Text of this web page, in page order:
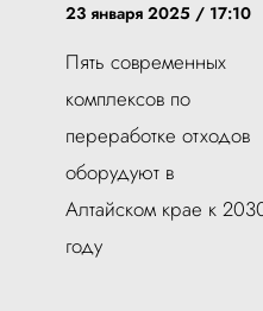
23 января 2025 / 17:10
Пять современных
комплексов по
переработке отходов
оборудуют в
Алтайском крае к
году